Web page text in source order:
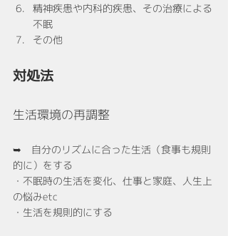
精神疾患や内科的疾患、その治療による
不眠
その他
対処法
生活環境の再調整
➥　自分のリズムに合った生活（食事も規則
的に）をする
・不眠時の生活を変化、仕事と家庭、人生上
の悩みetc
・生活を規則的にする